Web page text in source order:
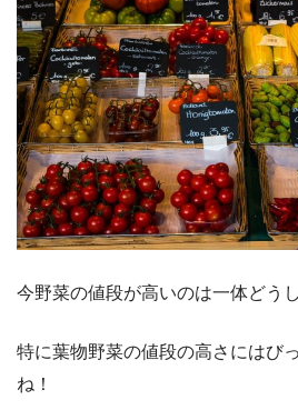
今野菜の値段が高いのは一体どう
特に葉物野菜の値段の高さにはび
ね！